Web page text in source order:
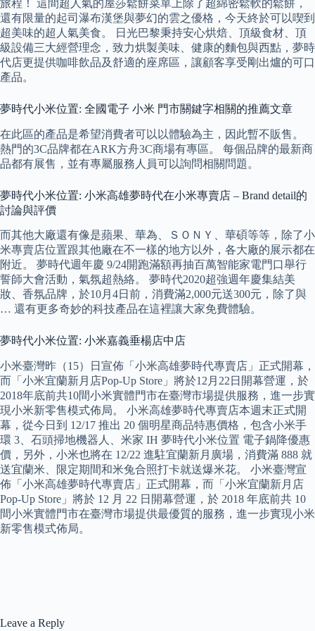
旅程！ 這間超人氣的屋莎鬆餅菜單上除了超綿密鬆軟的鬆餅，
還有限量的起司瀑布漢堡與夢幻的雲之優格，今天終於可以喫到
超美味的超人氣美食。 日光巴黎秉持安心烘焙、頂級食材、頂
級設備三大經營理念，致力烘製美味、健康的麵包與西點，夢時
代店更提供咖啡飲品及舒適的座席區，讓顧客享受剛出爐的可口
產品。
夢時代小米位置: 全國電子 小米 門市關鍵字相關的推薦文章
在此區的產品是希望消費者可以以體驗為主，因此暫不販售。
熱門的3C品牌都在ARK方舟3C商場有專區。 每個品牌的最新商
品都有展售，並有專屬服務人員可以詢問相關問題。
夢時代小米位置: 小米高雄夢時代在小米專賣店 – Brand detail的
討論與評價
而其他大廠還有像是蘋果、華為、ＳＯＮＹ、華碩等等，除了小
米專賣店位置跟其他廠在不一樣的地方以外，各大廠的展示都在
附近。 夢時代週年慶 9/24開跑滿額再抽百萬智能家電門口舉行
誓師大會活動，氣氛超熱絡。 夢時代2020超強週年慶集結美
妝、香氛品牌，於10月4日前，消費滿2,000元送300元，除了與
… 還有更多奇妙的科技產品在這裡讓大家免費體驗。
夢時代小米位置: 小米嘉義垂楊店中店
小米臺灣昨（15）日宣佈「小米高雄夢時代專賣店」正式開幕，
而「小米宜蘭新月店Pop-Up Store」將於12月22日開幕營運，於
2018年底前共10間小米實體門市在臺灣市場提供服務，進一步實
現小米新零售模式佈局。 小米高雄夢時代專賣店本週末正式開
幕，從今日到 12/17 推出 20 個明星商品特惠價格，包含小米手
環 3、石頭掃地機器人、米家 IH 夢時代小米位置 電子鍋降優惠
價，另外，小米也將在 12/22 進駐宜蘭新月廣場，消費滿 888 就
送宜蘭米、限定期間和米兔合照打卡就送爆米花。 小米臺灣宣
佈「小米高雄夢時代專賣店」正式開幕，而「小米宜蘭新月店
Pop-Up Store」將於 12 月 22 日開幕營運，於 2018 年底前共 10
間小米實體門市在臺灣市場提供最優質的服務，進一步實現小米
新零售模式佈局。
Leave a Reply